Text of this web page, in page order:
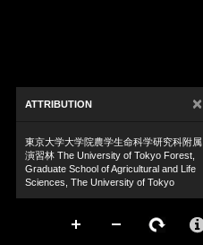
ATTRIBUTION ×
東京大学大学院農学生命科学研究科附属
演習林 The University of Tokyo Forest,
Graduate School of Agricultural and Life
Sciences, The University of Tokyo